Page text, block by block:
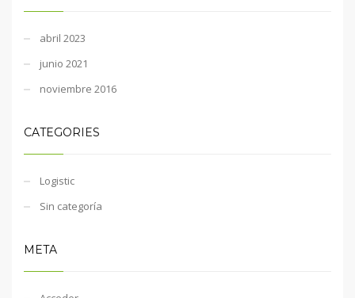
abril 2023
junio 2021
noviembre 2016
CATEGORIES
Logistic
Sin categoría
META